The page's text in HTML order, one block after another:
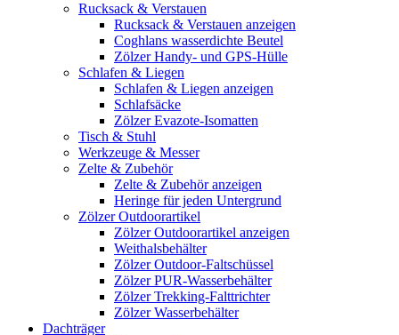
Rucksack & Verstauen
Rucksack & Verstauen anzeigen
Coghlans wasserdichte Beutel
Zölzer Handy- und GPS-Hülle
Schlafen & Liegen
Schlafen & Liegen anzeigen
Schlafsäcke
Zölzer Evazote-Isomatten
Tisch & Stuhl
Werkzeuge & Messer
Zelte & Zubehör
Zelte & Zubehör anzeigen
Heringe für jeden Untergrund
Zölzer Outdoorartikel
Zölzer Outdoorartikel anzeigen
Weithalsbehälter
Zölzer Outdoor-Faltschüssel
Zölzer PUR-Wasserbehälter
Zölzer Trekking-Falttrichter
Zölzer Wasserbehälter
Dachträger